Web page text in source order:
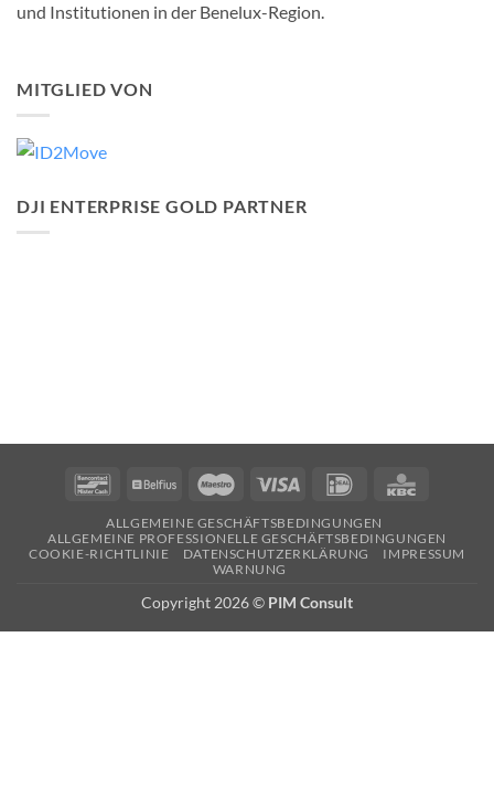
und Institutionen in der Benelux-Region.
MITGLIED VON
DJI ENTERPRISE GOLD PARTNER
BancontactBelfius Maestro Ideal
ALLGEMEINE GESCHÄFTSBEDINGUNGEN
ALLGEMEINE PROFESSIONELLE GESCHÄFTSBEDINGUNGEN
COOKIE-RICHTLINIE
DATENSCHUTZERKLÄRUNG
IMPRESSUM
WARNUNG
Copyright 2026 © PIM Consult